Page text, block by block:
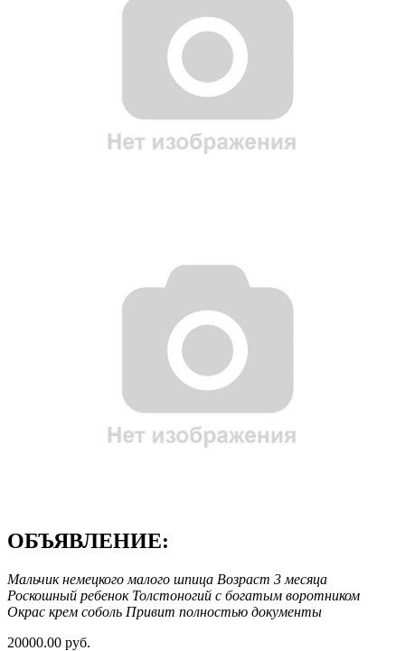
ОБЪЯВЛЕНИЕ:
Мальчик немецкого малого шпица Возраст 3 месяца
Роскошный ребенок Толстоногий с богатым воротником
Окрас крем соболь Привит полностью документы
20000.00 руб.